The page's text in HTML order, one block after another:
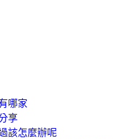
哪家
享
該怎麼辦呢